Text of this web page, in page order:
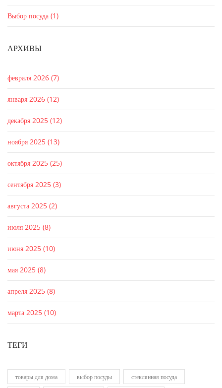
Выбор посуда (1)
АРХИВЫ
февраля 2026 (7)
января 2026 (12)
декабря 2025 (12)
ноября 2025 (13)
октября 2025 (25)
сентября 2025 (3)
августа 2025 (2)
июля 2025 (8)
июня 2025 (10)
мая 2025 (8)
апреля 2025 (8)
марта 2025 (10)
ТЕГИ
товары для дома выбор посуды стеклянная посуда